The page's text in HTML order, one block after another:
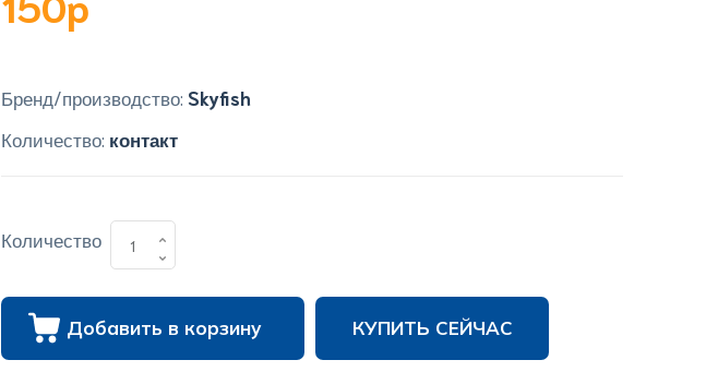
Бренд/производство: Skyfish
Количество: контакт
Количество
Добавить в корзину КУПИТЬ СЕЙЧАС